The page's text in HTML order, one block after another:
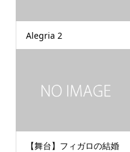
Alegria 2
【舞台】フィガロの結婚